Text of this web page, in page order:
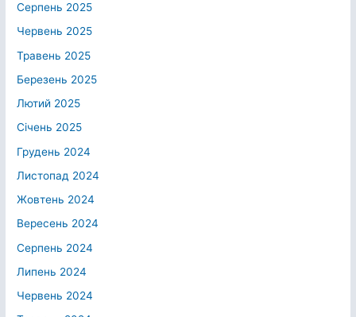
Серпень 2025
Червень 2025
Травень 2025
Березень 2025
Лютий 2025
Січень 2025
Грудень 2024
Листопад 2024
Жовтень 2024
Вересень 2024
Серпень 2024
Липень 2024
Червень 2024